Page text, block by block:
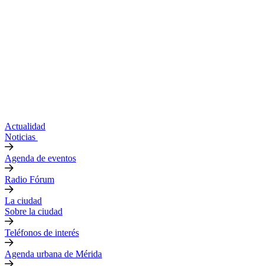
Actualidad
Noticias
Agenda de eventos
Radio Fórum
La ciudad
Sobre la ciudad
Teléfonos de interés
Agenda urbana de Mérida